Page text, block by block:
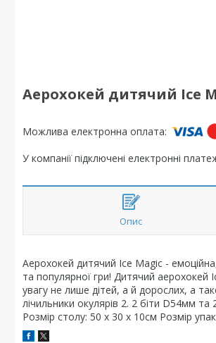
Аерохокей дитячий Ice
У компанії підключені електронні
Опис
Аерохокей дитячий Ice Magic -
та популярної гри! Дитячий аерохокей
увагу не лише дітей, а й дорослих, а
лічильники окулярів 2. 2 біти D54мм
Розмір столу: 50 х 30 х 10см Розмір